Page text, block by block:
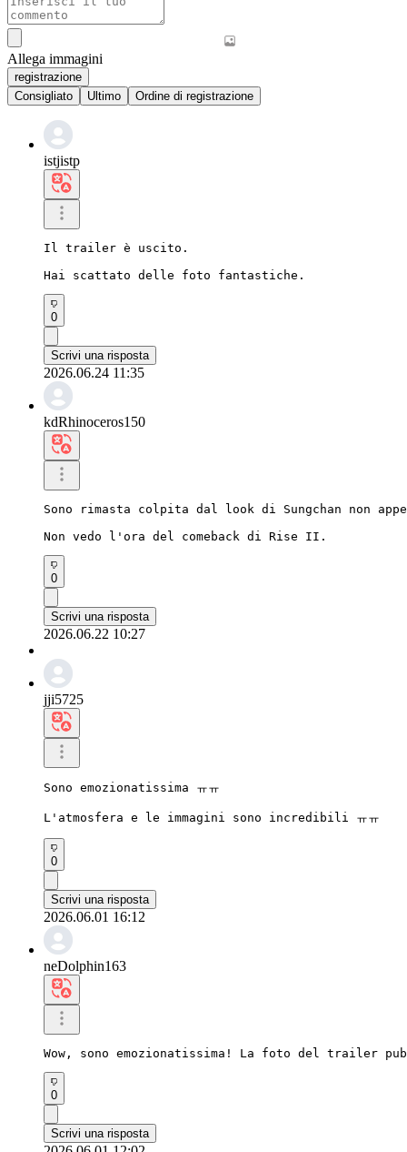
Allega immagini
registrazione
Consigliato
Ultimo Ordine di registrazione
istjistp
Il trailer è uscito.
Hai scattato delle foto fantastiche.
0
Scrivi una risposta
2026.06.24 11:35
kdRhinoceros150
Sono rimasta colpita dal look di Sungchan non
Non vedo l'ora del comeback di Rise II.
0
Scrivi una risposta
2026.06.22 10:27
jji5725
Sono emozionatissima ㅠㅠ
L'atmosfera e le immagini sono incredibili ㅠㅠ
0
Scrivi una risposta
2026.06.01 16:12
neDolphin163
Wow, sono emozionatissima! La foto del trailer
0
Scrivi una risposta